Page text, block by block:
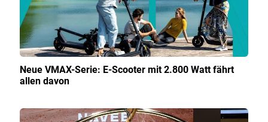
Neue VMAX-Serie: E-Scooter mit 2.800 Watt fährt
allen davon